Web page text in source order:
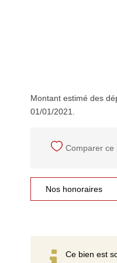
Montant estimé des
01/01/2021.
Comparer ce
Nos honoraires
Ce bien est